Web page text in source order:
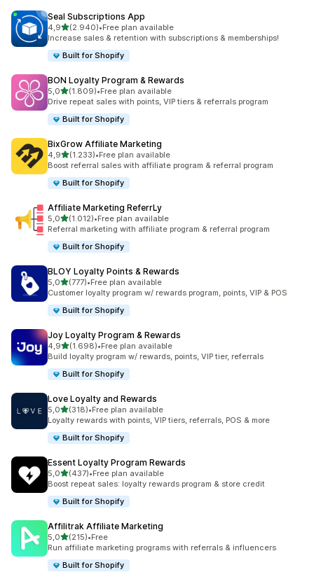
Seal Subscriptions App
4,9de 5 estrelas
(2.940)
2940 total de avaliações
•Free plan available
Increase sales & retention with subscriptions & memberships!
Built for Shopify
BON Loyalty Program & Rewards
5,0de 5 estrelas
(1.809)
1809 total de avaliações
•Free plan available
Drive repeat sales with points, VIP tiers & referrals program
Built for Shopify
BixGrow Affiliate Marketing
4,9de 5 estrelas
(1.233)
1233 total de avaliações
•Free plan available
Boost referral sales with affiliate program & referral program
Built for Shopify
Affiliate Marketing ReferrLy
5,0de 5 estrelas
(1.012)
1012 total de avaliações
•Free plan available
Referral marketing with affiliate program & referral program
Built for Shopify
BLOY Loyalty Points & Rewards
5,0de 5 estrelas
(777)
777 total de avaliações
•Free plan available
Customer loyalty program w/ rewards program, points, VIP & POS
Built for Shopify
Joy Loyalty Program & Rewards
4,9de 5 estrelas
(1.698)
1698 total de avaliações
•Free plan available
Build loyalty program w/ rewards, points, VIP tier, referrals
Built for Shopify
Love Loyalty and Rewards
5,0de 5 estrelas
(318)
318 total de avaliações
•Free plan available
Loyalty rewards with points, VIP tiers, referrals, POS & more
Built for Shopify
Essent Loyalty Program Rewards
5,0de 5 estrelas
(437)
437 total de avaliações
•Free plan available
Boost repeat sales: loyalty rewards program & store credit
Built for Shopify
Affilitrak Affiliate Marketing
5,0de 5 estrelas
(215)
215 total de avaliações
•Free
Run affiliate marketing programs with referrals & influencers
Built for Shopify